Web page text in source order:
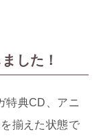
した！
特典CD、アニ
揃えた状態で